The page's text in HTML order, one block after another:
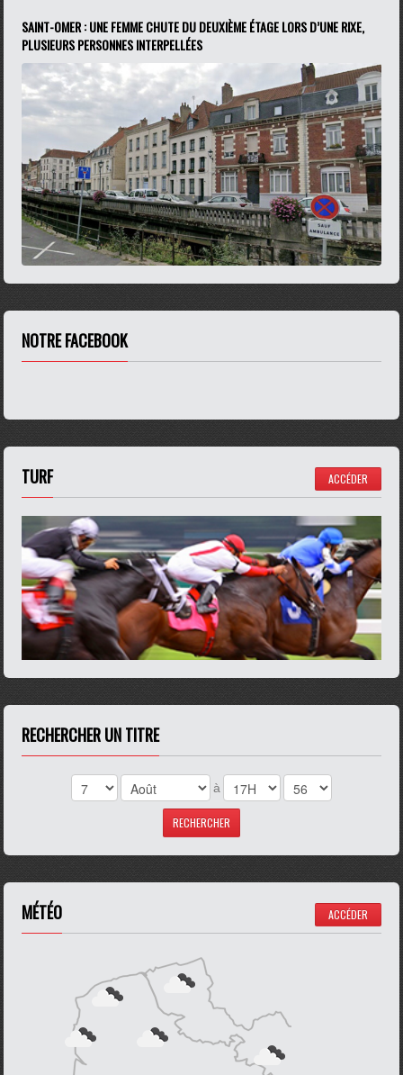
SAINT-OMER : UNE FEMME CHUTE DU DEUXIÈME ÉTAGE LORS D’UNE RIXE,
PLUSIEURS PERSONNES INTERPELLÉES
NOTRE FACEBOOK
TURF ACCÉDER
RECHERCHER UN TITRE
à
MÉTÉO ACCÉDER